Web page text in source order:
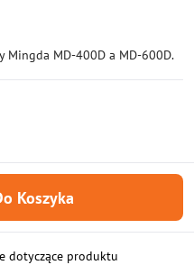
Mingda MD-400D a MD-600D.
Do Koszyka
dotyczące produktu